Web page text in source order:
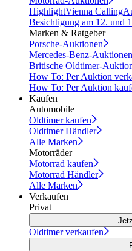
HighlightVienna Calling
Besichtigung am 12. und
Marken & Ratgeber
Porsche-Auktionen
Mercedes-Benz-Auktionen
Britische Oldtimer-
How To: Per Auktion
How To: Per Auktion
Kaufen
Automobile
Oldtimer kaufen
Oldtimer Händler
Alle Marken
Motorräder
Motorrad kaufen
Motorrad Händler
Alle Marken
Verkaufen
Privat
Oldtimer verkaufen